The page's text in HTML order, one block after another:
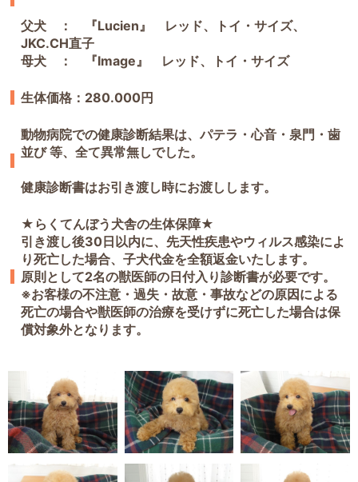
父犬 ： 『Lucien』 レッド、トイ・サイズ、
JKC.CH直子
母犬 ： 『Image』 レッド、トイ・サイズ
生体価格：280.000円
動物病院での健康診断結果は、パテラ・心音・泉門・歯
並び 等、全て異常無しでした。
健康診断書はお引き渡し時にお渡しします。
★らくてんぼう犬舎の生体保障★
引き渡し後30日以内に、先天性疾患やウィルス感染によ
り死亡した場合、子犬代金を全額返金いたします。
原則として2名の獣医師の日付入り診断書が必要です。
※お客様の不注意・過失・故意・事故などの原因による
死亡の場合や獣医師の治療を受けずに死亡した場合は保
償対象外となります。